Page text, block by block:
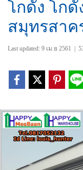
โกดัง โก
สมุทรสาค
Last updated: 9 เม.ย 2561